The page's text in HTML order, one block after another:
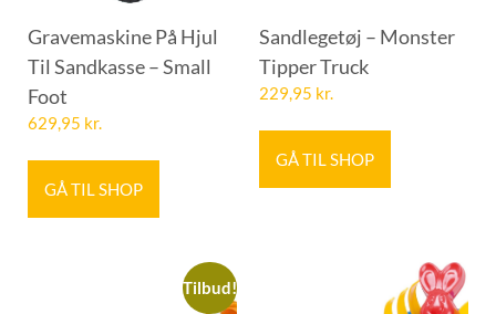
Gravemaskine På Hjul
Til Sandkasse – Small
Foot
629,95 kr.
GÅ TIL SHOP
Sandlegetøj – Monster
Tipper Truck
229,95 kr.
GÅ TIL SHOP
Tilbud!